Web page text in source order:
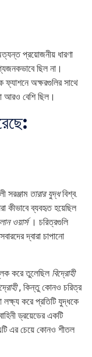
প্রয়োজনীয় ধারণা
ছিল না।
ফ্যাশনে অক্ষরগুলির সাথে
আরও বেশি ছিল।
সরঞ্জাম তারার যুদ্ধবিশ্ব.
কীভাবে ব্যবহৃত হয়েছিল
ওয়ার্স। চরিত্রগুলি
দ্বারা চাপানো
করে তুলেছিল বিদ্রোহী
, কিন্তু কোনও চরিত্র
লক্ষ্য করে প্রতিটি যুদ্ধকে
ড্রয়েডের একটি
এর চেয়ে কোনও শীতল